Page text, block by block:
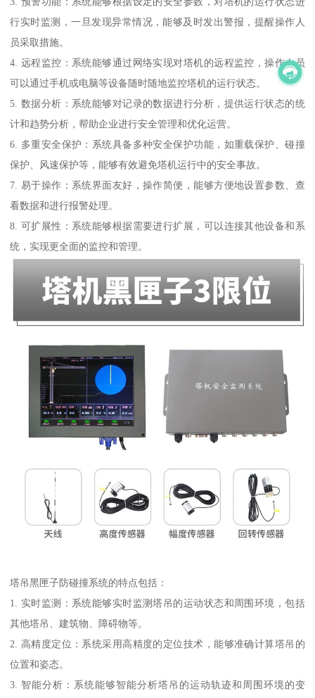
行实时监测，一旦发现异常情况，能够及时发出警报，提醒操作人
员采取措施。
4. 远程监控：系统能够通过网络实现对塔机的远程监控，操作人员
可以通过手机或电脑等设备随时随地监控塔机的运行状态。
5. 数据分析：系统能够对记录的数据进行分析，提供运行状态的统
计和趋势分析，帮助企业进行安全管理和优化运营。
6. 多重安全保护：系统具备多种安全保护功能，如重载保护、碰撞
保护、风速保护等，能够有效避免塔机运行中的安全事故。
7. 易于操作：系统界面友好，操作简便，能够方便地设置参数、查
看数据和进行报警处理。
8. 可扩展性：系统能够根据需要进行扩展，可以连接其他设备和系
统，实现更全面的监控和管理。
塔吊黑匣子防碰撞系统的特点包括：
1. 实时监测：系统能够实时监测塔吊的运动状态和周围环境，包括
其他塔吊、建筑物、障碍物等。
2. 高精度定位：系统采用高精度的定位技术，能够准确计算塔吊的
位置和姿态。
3. 智能分析：系统能够智能分析塔吊的运动轨迹和周围环境的变